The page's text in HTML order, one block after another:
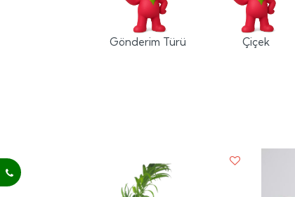
Gönderim Türü Çiçek